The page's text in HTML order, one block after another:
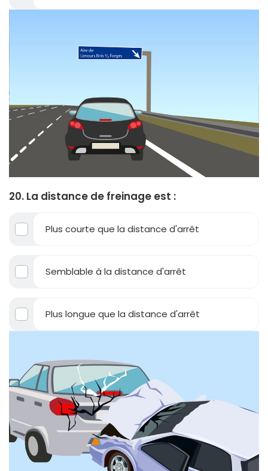
20. La distance de freinage est :
Plus courte que la distance d'arrêt
Semblable à la distance d'arrêt
Plus longue que la distance d'arrêt